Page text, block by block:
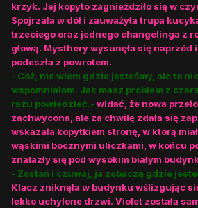
krzyk. Jej kopyto zagnieździło się w
Spojrzała w dół i zauważyła trupa
trzeciego oraz jednego changelinga z
głową. Mysthery wysunęła się naprzód
podeszła z powrotem.
- Cóż, nie wiem gdzie jesteśmy, ale to
wspomniałam. Jak masz problem z
razu powiedzieć.- widać, że nowa
zachwycona, ale za chwilę zdała się
wskazała kopytkiem stronę, w którą
wąskimi bocznymi uliczkami, w końcu
znalazły się pod wysokim białym
- Zostań i czuwaj, ja zobaczę gdzie
Klacz zniknęła w budynku wślizgując
lekko uchylone drzwi. Violet została